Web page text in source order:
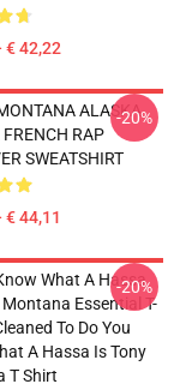
€ 42,22
ALASKA
FRENCH RAP
SWEATSHIRT
€ 44,11
-20%
What A Hassa
Montana Essential T-
To Do You
A Hassa Is Tony
T Shirt
-20%